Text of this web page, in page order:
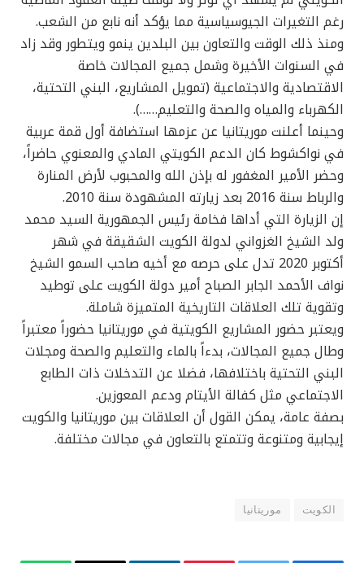
رغم التغيرات الجيوسياسية مما يؤكد أنه نابع من الشعب.
ومنذ ذلك الوقت والتعاون بين البلدين ينمو ويتطور وقد زاد
في السنوات الأخيرة وشمل جميع المجالات خاصة
الاقتصادية والاجتماعية (تمويل المشاريع، البني التحتية،
الكهرباء والمياه والصحة والتعليم……).
وحينما أعلنت موريتانيا عن عزمها استضافة أول قمة عربية
في نواكشوط كان الدعم الكويتي المادي والمعنوي حاضراً،
وحضر الأمير المغفور له بإذن الله والمحبوب لأرض المنارة
والرباط سنة 2016 بعد زيارته المشهودة سنة 2010.
إن الزيارة التي أداها فخامة رئيس الجمهورية السيد محمد
ولد الشيخ الغزواني لدولة الكويت الشقيقة في شهر
أكتوبر 2020 تدل على حرصه مع أخيه صاحب السمو الشيخ
نواف الأحمد الجابر الصباح أمير دولة الكويت على توطيد
وتقوية تلك العلاقات التاريخية المتميزة شاملة.
ويعتبر حضور المشاريع الكويتية في موريتانيا حضوراً معتبراً
وطال جميع المجالات، بدءاً بالماء والتعليم والصحة ومجلات
البني التحتية باختلافها، فضلا عن التدخلات ذات الطابع
الاجتماعي مثل كفالة الأيتام ودعم المعوزين.
بصفة عامة، يمكن القول أن العلاقات بين موريتانيا والكويت
إيجابية ومتنوعة وتتمتع بالتعاون في مجالات مختلفة.
الكويت موريتانيا